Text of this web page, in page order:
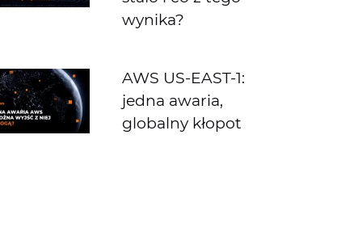
wynika?
AWS US-EAST-1:
jedna awaria,
globalny kłopot